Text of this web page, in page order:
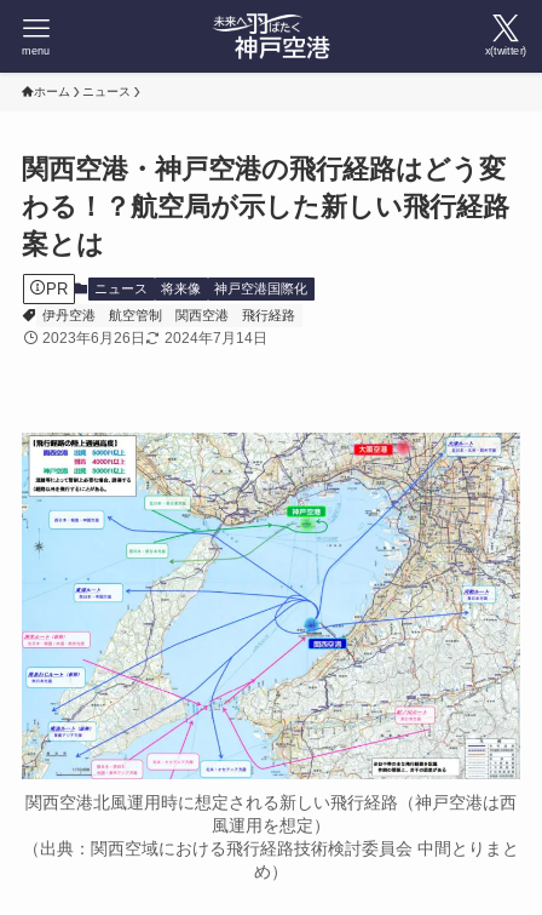
x(twitter)
menu
ホーム ニュース
関西空港・神戸空港の飛行経路はどう変
わる！？航空局が示した新しい飛行経路
案とは
PR ニュース 将来像
神戸空港国際化
伊丹空港
航空管制 関西空港 飛行経路
2023年6月26日 2024年7月14日
関西空港北風運用時に想定される新しい飛行経路（神戸空港は西
風運用を想定）
（出典：関西空域における飛行経路技術検討委員会 中間とりまと
め）